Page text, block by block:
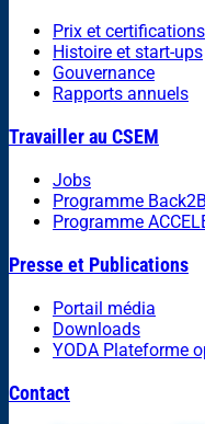
Prix et certifications
Histoire et start-ups
Gouvernance
Rapports annuels
Travailler au CSEM
Jobs
Programme
Programme
Presse et Publications
Portail média
Downloads
YODA Plateforme
Contact